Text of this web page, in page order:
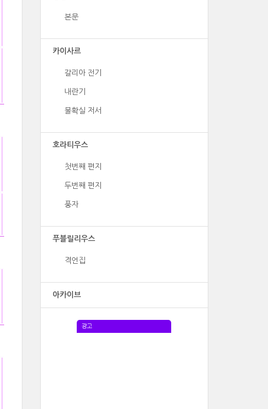
본문
카이사르
갈리아 전기
내란기
불확실 저서
호라티우스
첫번째 편지
두번째 편지
풍자
푸블릴리우스
격언집
아카이브
광고